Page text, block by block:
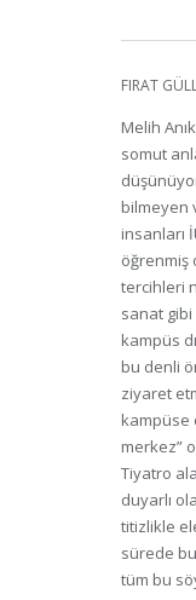
FIRAT
Melih
somut
bilmeyen
insanları
öğrenmiş
tercihleri
sanat gibi
kampüs
bu denli
ziyaret
kampüse
merkez”
Tiyatro
duyarlı
titizlikle
sürede
tüm bu